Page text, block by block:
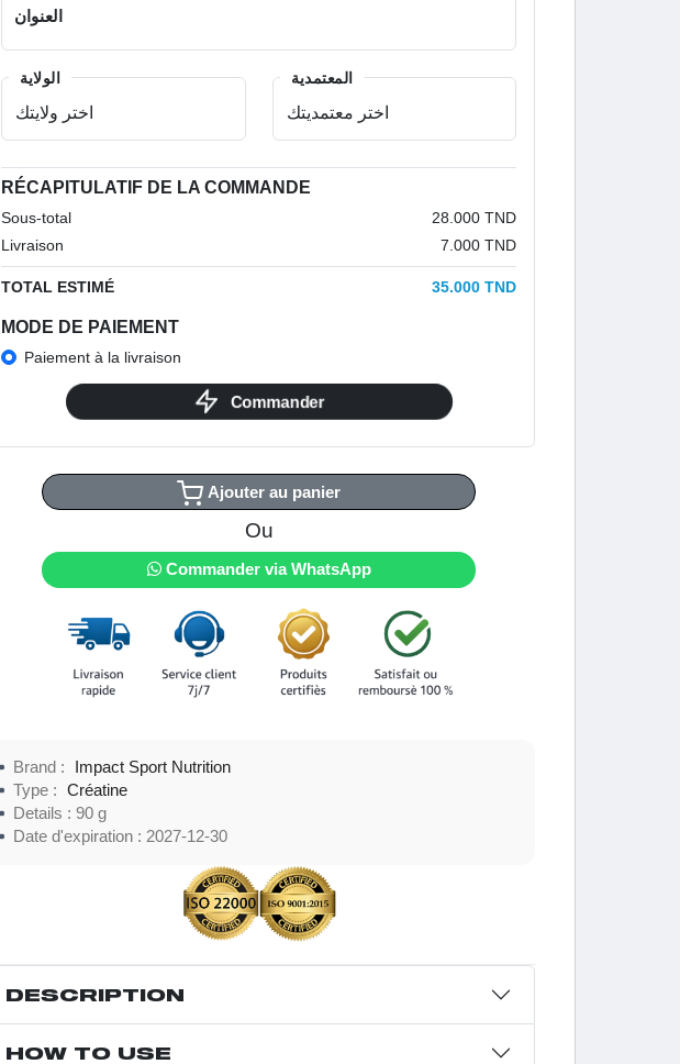
العنوان
الولاية المعتمدية
RÉCAPITULATIF DE LA COMMANDE
Sous-total
28.000 TND
Livraison
7.000 TND
TOTAL ESTIMÉ 35.000 TND
MODE DE PAIEMENT
Paiement à la livraison
Commander
Ajouter au panier
Ou
Commander via WhatsApp
Brand :
Impact Sport Nutrition
Type :
Créatine
Details :
90 g
Date d'expiration : 2027-12-30
DESCRIPTION
HOW TO USE